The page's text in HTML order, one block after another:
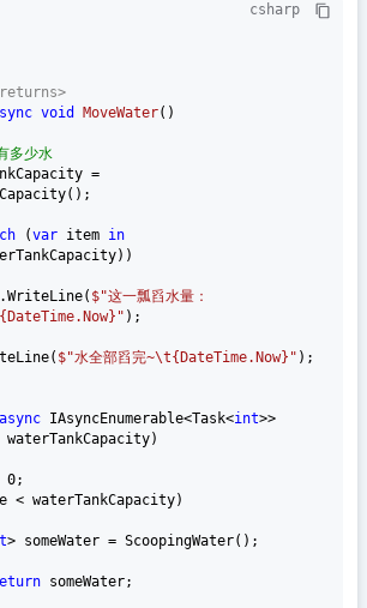
csharp
void MoveWater()
多少水
=
(var item in
))
$"这一瓢舀水量：
{DateTime.Now} " );
$"水全部舀完~\t{DateTime.Now} " );
async IAsyncEnumerable<Task<int>>
waterTankCapacity)
0;
waterTankCapacity)
> someWater = ScoopingWater();
someWater;